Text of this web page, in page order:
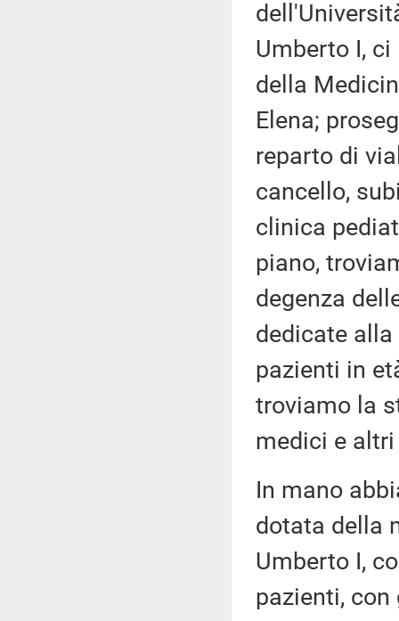
Umberto I,
della
Elena;
reparto di
cancello,
clinica
piano,
degenza
dedicate
pazienti in
troviamo la
medici e
In mano
dotata della
Umberto I,
pazienti,